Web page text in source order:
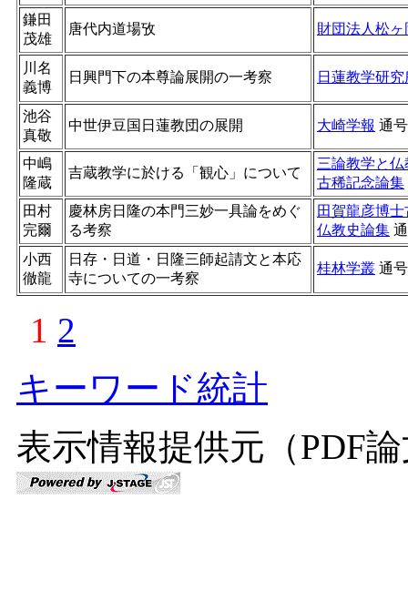
鎌田
茂雄
唐代内道場攷 財団法人松
川名
義博
日興門下の本尊論展開の一考察 日蓮教学研
池谷
真敬
中世伊豆国日蓮教団の展開 大崎学報 通
中嶋
隆蔵
吉蔵教学に於ける「観心」について
三論教学と
古稀記念論集
田村
完爾
慶林房日隆の本門三妙一具論をめぐ
る考察
田賀龍彦博
仏教史論集
小西
徹龍
日存・日道・日隆三師起請文と本応
寺についての一考察
桂林学叢 通
1 2
キーワード統計
表示情報提供元（PDF